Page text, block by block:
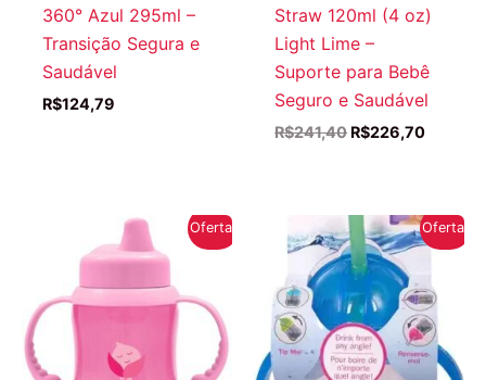
360° Azul 295ml –
Transição Segura e
Saudável
R$124,79
Straw 120ml (4 oz)
Light Lime –
Suporte para Bebê
Seguro e Saudável
R$241,40 O
R$226,70O
Oferta! Oferta!